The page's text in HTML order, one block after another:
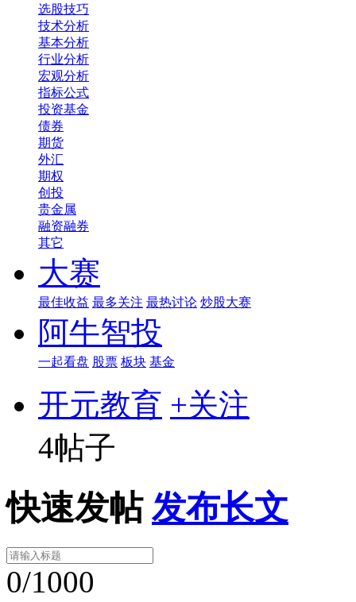
选股技巧
技术分析
基本分析
行业分析
宏观分析
指标公式
投资基金
债券
期货
外汇
期权
创投
贵金属
融资融券
其它
大赛
最佳收益 最多关注 最热讨论 炒股大赛
阿牛智投
一起看盘 股票 板块 基金
开元教育 +关注
4帖子
快速发帖 发布长文
0/1000